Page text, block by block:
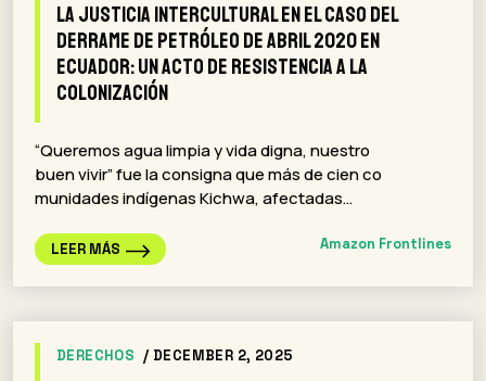
La justicia intercultural en el caso del
derrame de petróleo de abril 2020 en
Ecuador: un acto de resistencia a la
colonización
“Queremos agua limpia y vida digna, nuestro
buen vivir” fue la consigna que más de cien co
munidades indígenas Kichwa, afectadas…
LEER MÁS Amazon Frontlines
DERECHOS / DECEMBER 2, 2025